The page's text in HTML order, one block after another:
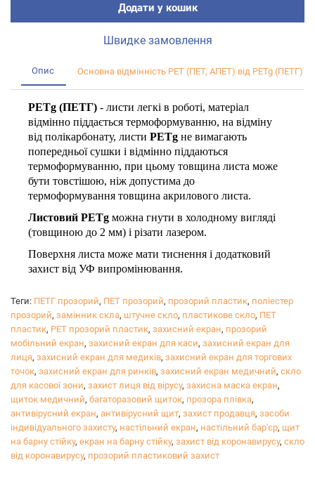
Додати у кошик
Швидке замовлення
Опис Основна відмінність PET (ПЕТ, АПЕТ) від PETg (ПЕТГ)
PETg (ПЕТГ) - листи легкі в роботі, матеріал
відмінно піддається термоформуванню, на відміну
від полікарбонату, листи PETg не вимагають
попередньої сушки і відмінно піддаються
термоформуванню, при цьому товщина листа може
бути товстішою, ніж допустима до
термоформування товщина акрилового листа.
Листовий PETg можна гнути в холодному вигляді
(товщиною до 2 мм) і різати лазером.
Поверхня листа може мати тиснення і додатковий
захист від УФ випромінювання.
Теги: ПЕТГ прозорий, ПЕТ прозорий, прозорий пластик, поліестер
прозорий, замінник скла, штучне скло, пластикове скло, ПЕТ
пластик, PET прозорий пластик, захисний екран, прозорий
мобільний екран, захисний екран для каси, захисний екран для
лиця, захисний екран для медиків, захисний екран для торгових
точок, захисний екран для ринків, захисний екран медичний, скло
для касової зони, захист лиця від вірусу, захисна маска екран,
щиток медичний, багаторазовий щиток, прозора плівка,
антивірусний екран, антивірусний щит, захист продавця, засоби
індивідуального захисту, настільний екран, настільний бар'єр, щит
на барну стійку, екран на барну стійку, захист від коронавирусу, скло
від коронавирусу, прозорий пластиковий захист